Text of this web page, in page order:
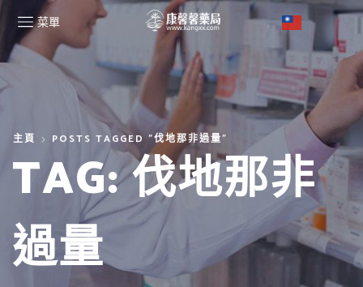
菜單
主頁 POSTS TAGGED "伐地那非過量"
TAG: 伐地那非
過量